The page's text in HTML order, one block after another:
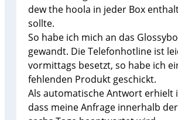
dew the hoola in jeder Box
sollte.
So habe ich mich an das
gewandt. Die Telefonhotline ist
vormittags besetzt, so habe ich
fehlenden Produkt geschickt.
Als automatische Antwort erhielt
dass meine Anfrage innerhalb